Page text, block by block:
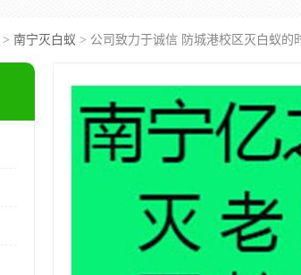
> 南宁灭白蚁 > 公司致力于诚信 防城港校区灭白蚁的